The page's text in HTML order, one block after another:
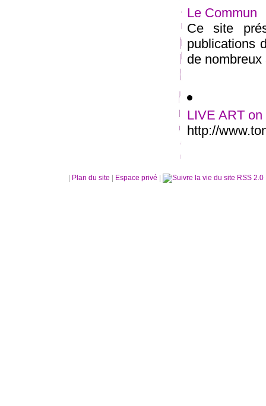
Le Commun
Ce site
publications
de
LIVE ART
http://
Plan du site Espace privé RSS 2.0